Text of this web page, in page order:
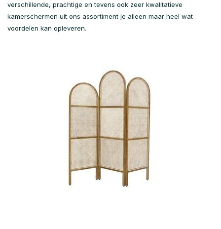
verschillende, prachtige en tevens ook zeer kwalitatieve
kamerschermen uit ons assortiment je alleen maar heel wat
voordelen kan opleveren.